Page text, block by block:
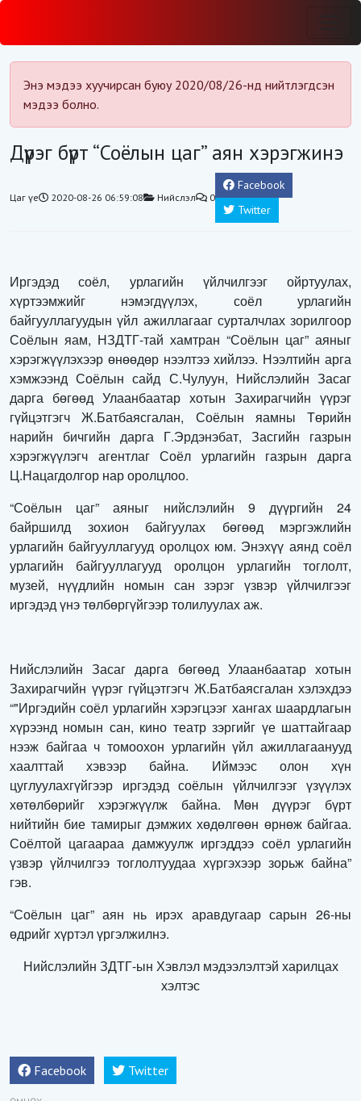
Энэ мэдээ хуучирсан буюу 2020/08/26-нд нийтлэгдсэн
мэдээ болно.
Дүүрэг бүрт “Соёлын цаг” аян хэрэгжинэ
Цаг үе 2020-08-26 06:59:08 Нийслэл 0
Facebook
Twitter
Иргэдэд соёл, урлагийн үйлчилгээг ойртуулах,
хүртээмжийг нэмэгдүүлэх, соёл урлагийн
байгууллагуудын үйл ажиллагааг сурталчлах зорилгоор
Соёлын яам, НЗДТГ-тай хамтран “Соёлын цаг” аяныг
хэрэгжүүлэхээр өнөөдөр нээлтээ хийлээ. Нээлтийн арга
хэмжээнд Соёлын сайд С.Чулуун, Нийслэлийн Засаг
дарга бөгөөд Улаанбаатар хотын Захирагчийн үүрэг
гүйцэтгэгч Ж.Батбаясгалан, Соёлын яамны Төрийн
нарийн бичгийн дарга Г.Эрдэнэбат, Засгийн газрын
хэрэгжүүлэгч агентлаг Соёл урлагийн газрын дарга
Ц.Нацагдолгор нар оролцлоо.
“Соёлын цаг” аяныг нийслэлийн 9 дүүргийн 24
байршилд зохион байгуулах бөгөөд мэргэжлийн
урлагийн байгууллагууд оролцох юм. Энэхүү аянд соёл
урлагийн байгууллагууд оролцон урлагийн тоглолт,
музей, нүүдлийн номын сан зэрэг үзвэр үйлчилгээг
иргэдэд үнэ төлбөргүйгээр толилуулах аж.
Нийслэлийн Засаг дарга бөгөөд Улаанбаатар хотын
Захирагчийн үүрэг гүйцэтгэгч Ж.Батбаясгалан хэлэхдээ
“"Иргэдийн соёл урлагийн хэрэгцээг хангах шаардлагын
хүрээнд номын сан, кино театр зэргийг үе шаттайгаар
нээж байгаа ч томоохон урлагийн үйл ажиллагаанууд
хаалттай хэвээр байна. Иймээс олон хүн
цуглуулахгүйгээр иргэдэд соёлын үйлчилгээг үзүүлэх
хөтөлбөрийг хэрэгжүүлж байна. Мөн дүүрэг бүрт
нийтийн бие тамирыг дэмжих хөдөлгөөн өрнөж байгаа.
Соёлтой цагаараа дамжуулж иргэддээ соёл урлагийн
үзвэр үйлчилгээ тоглолтуудаа хүргэхээр зорьж байна”
гэв.
“Соёлын цаг” аян нь ирэх аравдугаар сарын 26-ны
өдрийг хүртэл үргэлжилнэ.
Нийслэлийн ЗДТГ-ын Хэвлэл мэдээлэлтэй харилцах
хэлтэс
Facebook Twitter